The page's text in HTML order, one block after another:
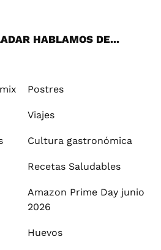
HABLAMOS DE...
Postres
Viajes
Cultura gastronómica
Recetas Saludables
Amazon Prime Day junio
2026
Huevos